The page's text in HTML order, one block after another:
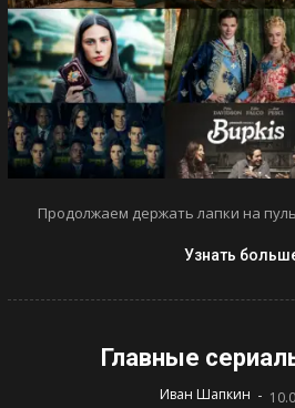
Продолжаем держать лапки на
Узнать
Главные
Иван Шапкин -